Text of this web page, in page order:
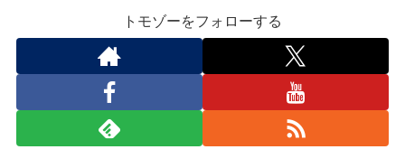
トモゾーをフォローする